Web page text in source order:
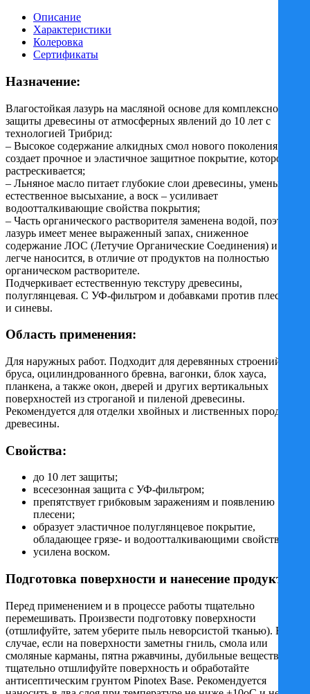
ULTRA
БЕЛЫЙ
/
ПИНОТЕКС
УЛЬТРА
для
древесины
Описание
Характеристики
Колеровка
Сертификаты
Назначение:
Влагостойкая лазурь на масляной основе для комплексной
защиты древесины от атмосферных явлений до 10 лет с
технологией Трибрид:
– Высокое содержание алкидных смол нового поколения
создает прочное и эластичное защитное покрытие, которое не
растрескивается;
– Льняное масло питает глубокие слои древесины, уменьшая
естественное высыхание, а воск – усиливает
водоотталкивающие свойства покрытия;
– Часть органического растворителя заменена водой, поэтому
лазурь имеет менее выраженный запах, сниженное
содержание ЛОС (Летучие Органические Соединения) и
легче наносится, в отличие от продуктов на полностью
органическом растворителе.
Подчеркивает естественную текстуру древесины,
полуглянцевая. С УФ-фильтром и добавками против плесени
и синевы.
Область применения:
Для наружных работ. Подходит для деревянных строений из
бруса, оцилиндрованного бревна, вагонки, блок хауса,
планкена, а также окон, дверей и других вертикальных
поверхностей из строганой и пиленой древесины.
Рекомендуется для отделки хвойных и лиственных пород
древесины.
Свойства:
до 10 лет защиты;
всесезонная защита с УФ-фильтром;
препятствует грибковым заражениям и появлению
плесени;
образует эластичное полуглянцевое покрытие,
обладающее грязе- и водоотталкивающими свойствами;
усилена воском.
Подготовка поверхности и нанесение продукта:
Перед применением и в процессе работы тщательно
перемешивать. Произвести подготовку поверхности
(отшлифуйте, затем уберите пыль неворсистой тканью). В
случае, если на поверхности заметны гниль, смола или
смоляные карманы, пятна ржавчины, дубильные вещества,
тщательно отшлифуйте поверхность и обработайте
антисептическим грунтом Pinotex Base. Рекомендуется